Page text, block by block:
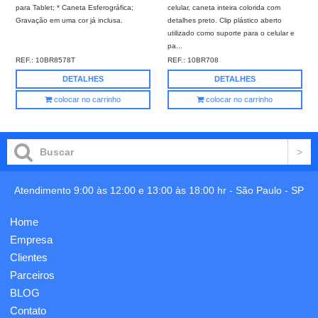
para Tablet; * Caneta Esferográfica;
Gravação em uma cor já inclusa.
REF.: 10BR8578T
DETALHES
colocar no carrinho
celular, caneta inteira colorida com
detalhes preto. Clip plástico aberto
utilizado como suporte para o celular e
pa...
REF.: 10BR708
DETALHES
colocar no carrinho
Atendimento 9:00 às 12:00 e 13:00 às 18:00 hr - São Paulo - SP
Home
Empresa
Clientes
Parceiros
BLOG
Contato